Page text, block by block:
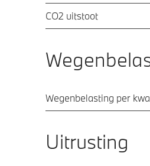
CO2 uitstoot
Wegenbelasting per
Uitrusting